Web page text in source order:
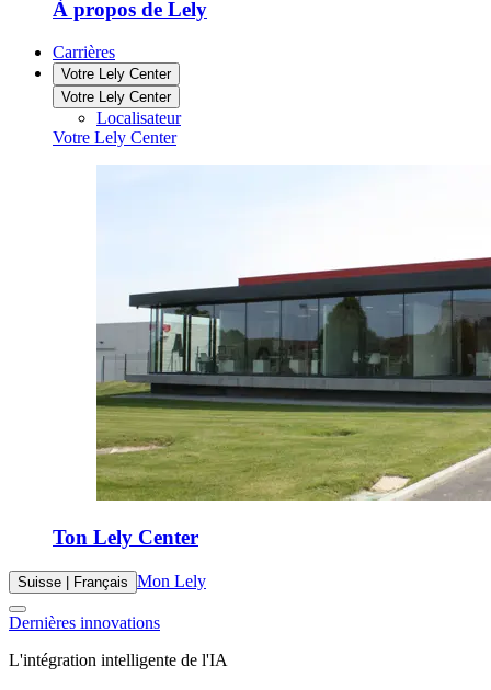
À propos de Lely
Carrières
Votre Lely Center
Votre Lely Center
Localisateur
Votre Lely Center
Ton Lely Center
Suisse | Français Mon Lely
Dernières innovations
L'intégration intelligente de l'IA